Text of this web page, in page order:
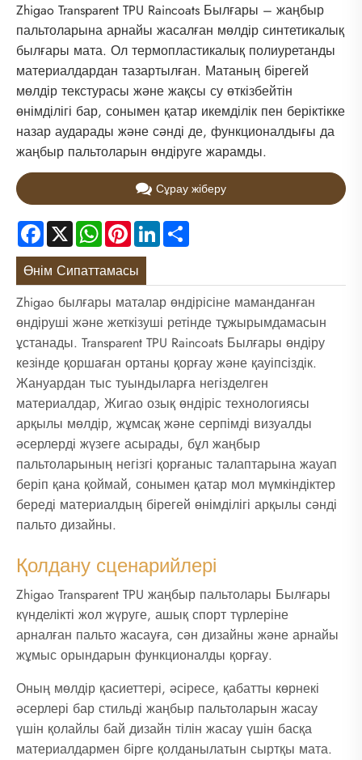
Zhigao Transparent TPU Raincoats Былғары – жаңбыр
пальтоларына арнайы жасалған мөлдір синтетикалық
былғары мата. Ол термопластикалық полиуретанды
материалдардан тазартылған. Матаның бірегей
мөлдір текстурасы және жақсы су өткізбейтін
өнімділігі бар, сонымен қатар икемділік пен беріктікке
назар аударады және сәнді де, функционалдығы да
жаңбыр пальтоларын өндіруге жарамды.
Сұрау жіберу
Facebook
X WhatsApp
PinterestLinkedIn
Өнім Сипаттамасы
Zhigao былғары маталар өндірісіне маманданған
өндіруші және жеткізуші ретінде тұжырымдамасын
ұстанады. Transparent TPU Raincoats Былғары өндіру
кезінде қоршаған ортаны қорғау және қауіпсіздік.
Жануардан тыс туындыларға негізделген
материалдар, Жигао озық өндіріс технологиясы
арқылы мөлдір, жұмсақ және серпімді визуалды
әсерлерді жүзеге асырады, бұл жаңбыр
пальтоларының негізгі қорғаныс талаптарына жауап
беріп қана қоймай, сонымен қатар мол мүмкіндіктер
береді материалдың бірегей өнімділігі арқылы сәнді
пальто дизайны.
Қолдану сценарийлері
Zhigao Transparent TPU жаңбыр пальтолары Былғары
күнделікті жол жүруге, ашық спорт түрлеріне
арналған пальто жасауға, сән дизайны және арнайы
жұмыс орындарын функционалды қорғау.
Оның мөлдір қасиеттері, әсіресе, қабатты көрнекі
әсерлері бар стильді жаңбыр пальтоларын жасау
үшін қолайлы бай дизайн тілін жасау үшін басқа
материалдармен бірге қолданылатын сыртқы мата.